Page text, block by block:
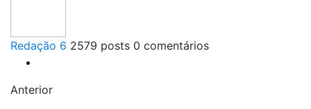
Redação 6 2579 posts 0 comentários
Anterior